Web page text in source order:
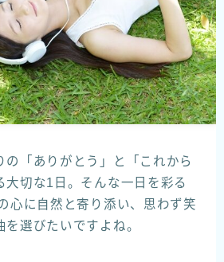
の「ありがとう」と「これから
大切な1日。そんな一日を彩る
心に自然と寄り添い、思わず笑
選びたいですよね。